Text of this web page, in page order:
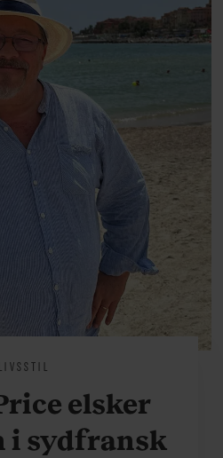
og den
at give slip
LIVSSTIL
elsker
i sydfransk